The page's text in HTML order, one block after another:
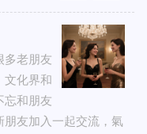
多老朋友
文化界和
忘和朋友
友加入一起交流，氣